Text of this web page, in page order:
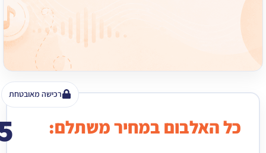
רכישה מאובטחת
האלבום במחיר משתלם: ₪ 15